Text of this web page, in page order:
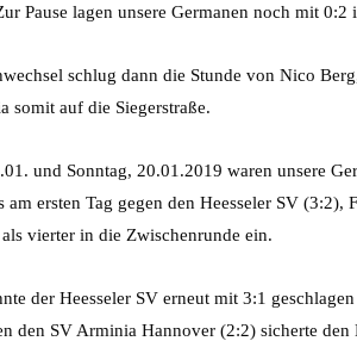
Pause lagen unsere Germanen noch mit 0:2
schlug dann die Stunde von Nico
somit auf die Siegerstraße.
und Sonntag, 20.01.2019 waren unsere
am ersten Tag gegen den Heesseler SV
vierter in die Zwischenrunde ein.
der Heesseler SV erneut mit 3:1
den SV Arminia Hannover (2:2) sicherte